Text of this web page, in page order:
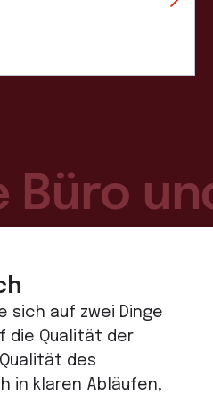
und
sich auf zwei Dinge
die Qualität der
des
in klaren Abläufen,